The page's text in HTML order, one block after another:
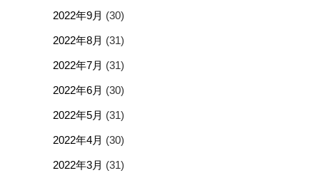
2022年9月 (30)
2022年8月 (31)
2022年7月 (31)
2022年6月 (30)
2022年5月 (31)
2022年4月 (30)
2022年3月 (31)